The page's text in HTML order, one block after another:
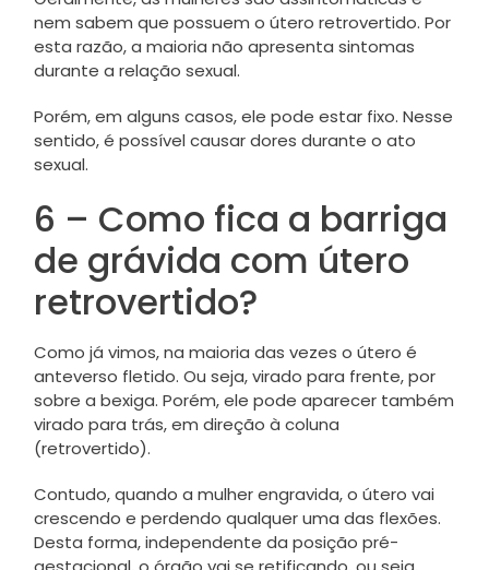
nem sabem que possuem o útero retrovertido. Por
esta razão, a maioria não apresenta sintomas
durante a relação sexual.
Porém, em alguns casos, ele pode estar fixo. Nesse
sentido, é possível causar dores durante o ato
sexual.
6 – Como fica a barriga
de grávida com útero
retrovertido?
Como já vimos, na maioria das vezes o útero é
anteverso fletido. Ou seja, virado para frente, por
sobre a bexiga. Porém, ele pode aparecer também
virado para trás, em direção à coluna
(retrovertido).
Contudo, quando a mulher engravida, o útero vai
crescendo e perdendo qualquer uma das flexões.
Desta forma, independente da posição pré-